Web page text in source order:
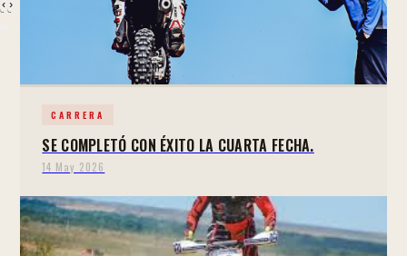
‹ ›
CARRERA
SE COMPLETÓ CON ÉXITO LA CUARTA FECHA.
14 May 2026